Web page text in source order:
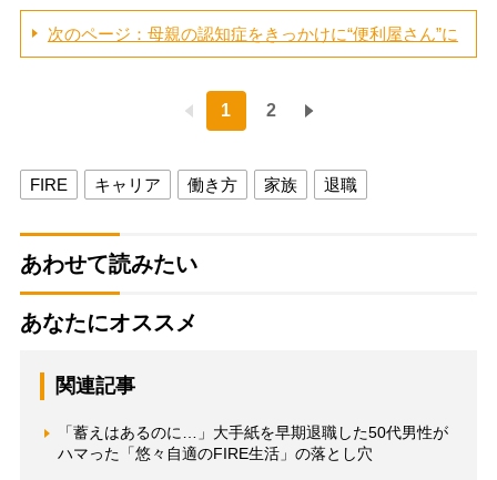
次のページ：母親の認知症をきっかけに“便利屋さん”に
1 2
FIRE キャリア 働き方 家族 退職
あわせて読みたい
あなたにオススメ
関連記事
「蓄えはあるのに…」大手紙を早期退職した50代男性が
ハマった「悠々自適のFIRE生活」の落とし穴